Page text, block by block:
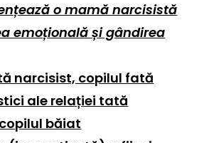
o mamă narcisistă
emoțională și gândirea
narcisist, copilul fată
ale relației tată
băiat